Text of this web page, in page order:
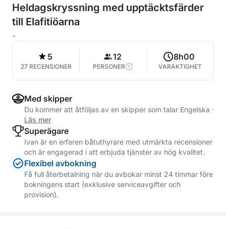
Heldagskryssning med upptäcktsfärder
till Elafitiöarna
-
5
27 RECENSIONER
12
PERSONER
8h00
VARAKTIGHET
Med skipper
Du kommer att åtföljas av en skipper som talar Engelska ·
Läs mer
Superägare
Ivan är en erfaren båtuthyrare med utmärkta recensioner
och är engagerad i att erbjuda tjänster av hög kvalitet.
Flexibel avbokning
Få full återbetalning när du avbokar minst 24 timmar före
bokningens start (exklusive serviceavgifter och
provision).